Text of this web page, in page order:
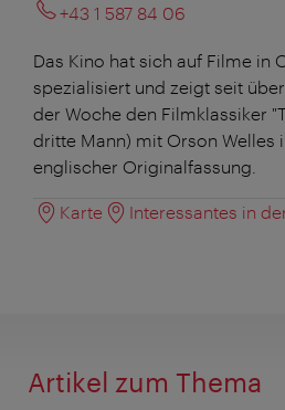
+43 1 587 84 06
Das Kino hat sich auf Filme in
spezialisiert und zeigt seit
der Woche den Filmklassiker
dritte Mann) mit Orson Welles
englischer Originalfassung.
Karte Interessantes in
Artikel zum Thema